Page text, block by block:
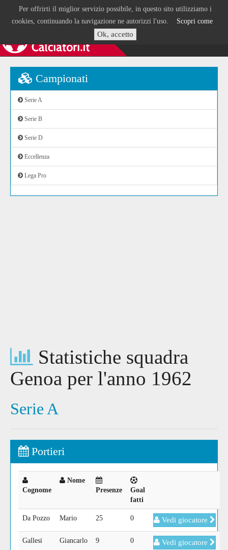
Per offrirti il miglior servizio possibile, in questo sito utilizziamo i
cookies, continuando la navigazione ne autorizzi l'uso. Scopri come
Ok, accetto
Campionati
Serie A
Serie B
Serie D
Eccellenza
Lega Pro
Statistiche squadra
Genoa per l'anno 1962
Serie A
Portieri
Cognome
Nome
Presenze
Goal
fatti
Da Pozzo Mario 25 0 Vedi giocatore
Gallesi Giancarlo 9 0 Vedi giocatore